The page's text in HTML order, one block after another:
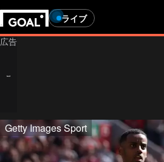
ライブ
Getty Images Sport